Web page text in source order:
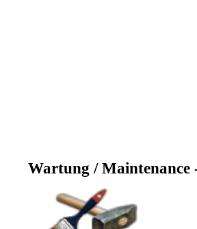
Wartung / Maintenance